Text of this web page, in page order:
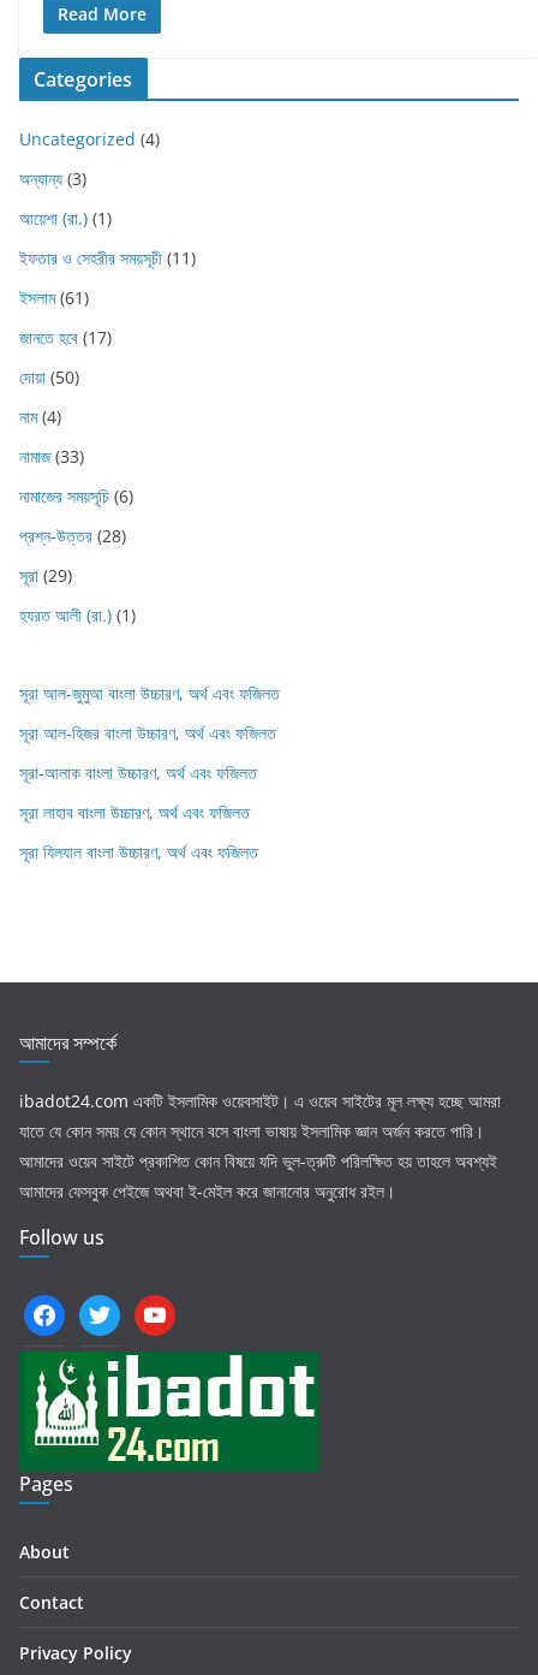
Read More
Categories
Uncategorized (4)
অন্যান্য (3)
আয়েশা (রা.) (1)
ইফতার ও সেহরীর সময়সূচী (11)
ইসলাম(61)
জানতে হবে (17)
দোয়া (50)
নাম(4)
নামাজ(33)
নামাজের সময়সূচি (6)
প্রশ্ন-উত্তর (28)
সূরা (29)
হযরত আলী (রা.) (1)
সূরা আল-জুমুআ বাংলা উচ্চারণ, অর্থ এবং ফজিলত
সূরা আল-হিজর বাংলা উচ্চারণ, অর্থ এবং ফজিলত
সূরা-আলাক বাংলা উচ্চারণ, অর্থ এবং ফজিলত
সূরা লাহাব‌‌‌ বাংলা উচ্চারণ, অর্থ এবং ফজিলত
সূরা যিলযাল বাংলা উচ্চারণ, অর্থ এবং ফজিলত
আমাদের সম্পর্কে
ibadot24.com একটি ইসলামিক ওয়েবসাইট। এ ওয়েব সাইটের মূল লক্ষ্য হচ্ছে আমরা
যাতে যে কোন সময় যে কোন স্থানে বসে বাংলা ভাষায় ইসলামিক জ্ঞান অর্জন করতে পারি।
আমাদের ওয়েব সাইটে প্রকাশিত কোন বিষয়ে যদি ভুল-ত্রুটি পরিলক্ষিত হয় তাহলে অবশ্যই
আমাদের ফেসবুক পেইজে অথবা ই-মেইল করে জানানোর অনুরোধ রইল।
Follow us
facebooktwitter youtube
Pages
About
Contact
Privacy Policy